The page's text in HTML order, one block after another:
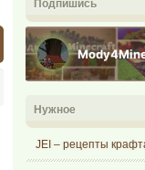
Подпишись
Нужное
JEI – рецепты